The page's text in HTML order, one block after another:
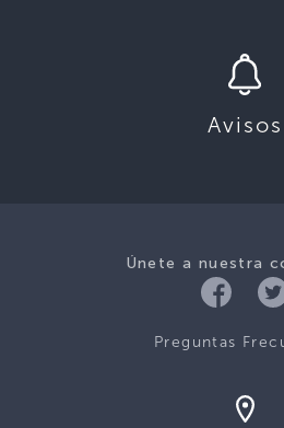
Avisos
Únete a nuestra
Preguntas